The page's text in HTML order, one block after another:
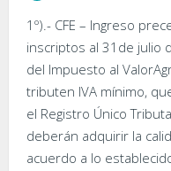
1º).- CFE – Ingreso
inscriptos al 31de julio
del Impuesto al
tributen IVA mínimo,
el Registro Único
deberán adquirir la
acuerdo a lo